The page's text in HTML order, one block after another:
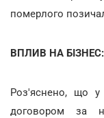
померлого
ВПЛИВ НА БІЗНЕС:
Роз'яснено, що у
договором за